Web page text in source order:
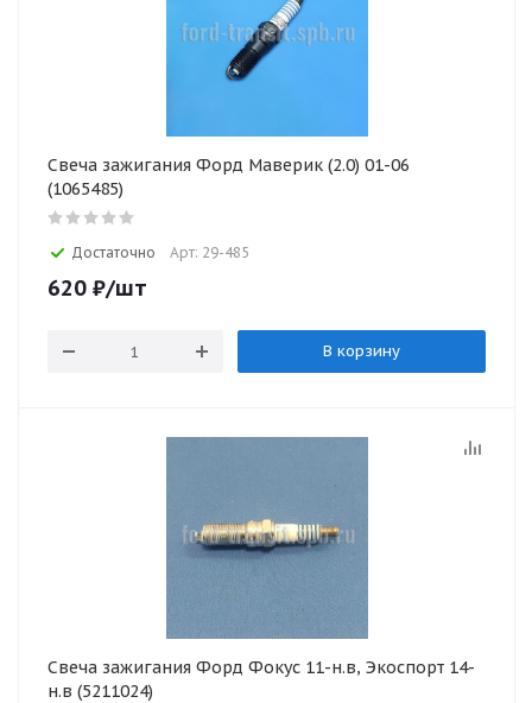
Свеча зажигания Форд Маверик (2.0) 01-06
(1065485)
Достаточно Арт: 29-485
620 ₽/шт
В корзину
Свеча зажигания Форд Фокус 11-н.в, Экоспорт 14-
н.в (5211024)